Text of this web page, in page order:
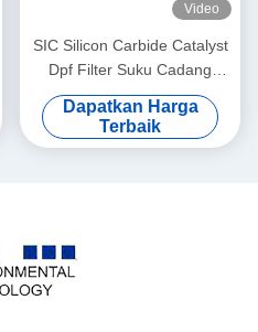
Video
SIC Silicon Carbide Catalyst
Dpf Filter Suku Cadang
Mobil Euro Ekspansi Termal
Koefisien Rendah
Dapatkan Harga
Terbaik